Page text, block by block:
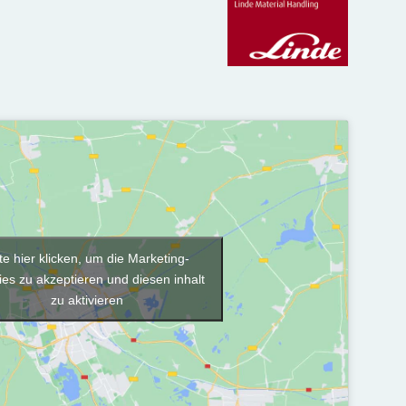
hier klicken, um die Marketing-
zu akzeptieren und diesen inhalt
zu aktivieren